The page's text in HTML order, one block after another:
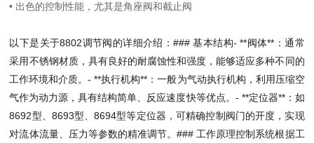
• 出色的控制性能，尤其是角座阀和截止阀
以下是关于8802调节阀的详细介绍：### 基本结构- **阀体**：通常
采用不锈钢材质，具有良好的耐腐蚀性和强度，能够适应多种不同的
工作环境和介质。- **执行机构**：一般为气动执行机构，利用压缩空
气作为动力源，具有结构简单、反应速度快等优点。- **定位器**：如
8692型、8693型、8694型等定位器，可精确控制阀门的开度，实现
对流体流量、压力等参数的精准调节。### 工作原理控制系统根据工